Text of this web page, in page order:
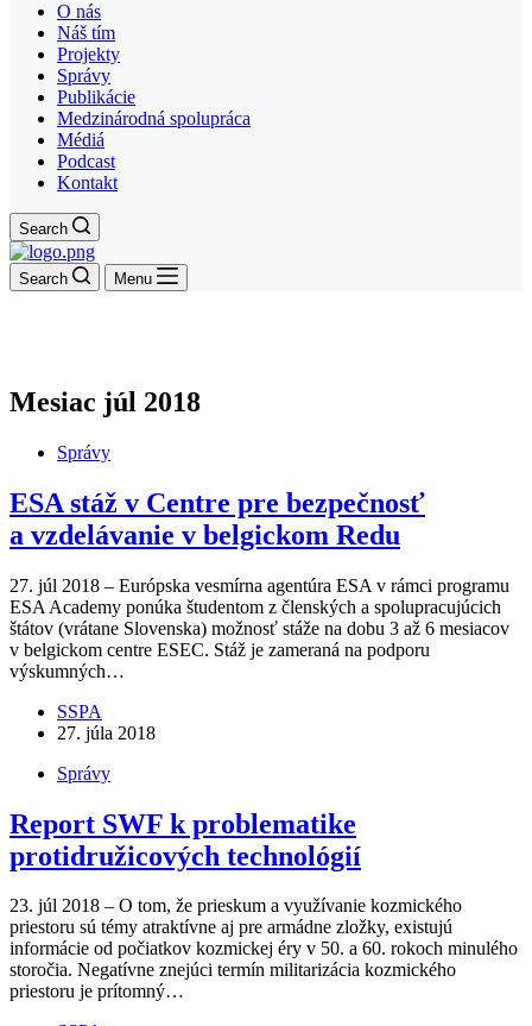
O nás
Náš tím
Projekty
Správy
Publikácie
Medzinárodná spolupráca
Médiá
Podcast
Kontakt
Search
Search Menu
Mesiac júl 2018
Správy
ESA stáž v Centre pre bezpečnosť
a vzdelávanie v belgickom Redu
27. júl 2018 – Európska vesmírna agentúra ESA v rámci programu
ESA Academy ponúka študentom z členských a spolupracujúcich
štátov (vrátane Slovenska) možnosť stáže na dobu 3 až 6 mesiacov
v belgickom centre ESEC. Stáž je zameraná na podporu
výskumných…
SSPA
27. júla 2018
Správy
Report SWF k problematike
protidružicových technológií
23. júl 2018 – O tom, že prieskum a využívanie kozmického
priestoru sú témy atraktívne aj pre armádne zložky, existujú
informácie od počiatkov kozmickej éry v 50. a 60. rokoch minulého
storočia. Negatívne znejúci termín militarizácia kozmického
priestoru je prítomný…